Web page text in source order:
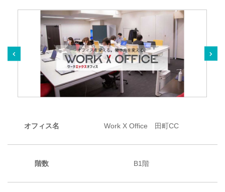
オフィス名 Work X Office 田町CC
階数 B1階